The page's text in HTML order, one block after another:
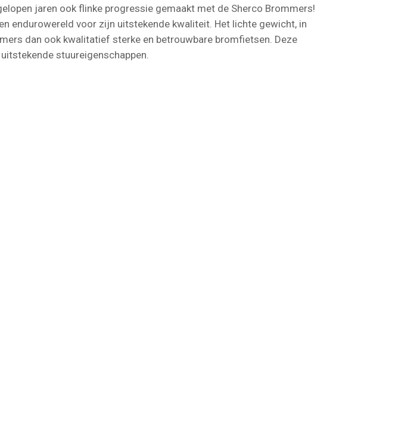
jaren ook flinke progressie gemaakt met de Sherco Brommers!
endurowereld voor zijn uitstekende kwaliteit. Het lichte gewicht, in
dan ook kwalitatief sterke en betrouwbare bromfietsen. Deze
stuureigenschappen.